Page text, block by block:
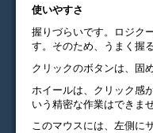
使いやすさ
握りづらいです。ロジク
す。そのため、うまく握
クリックのボタンは、固
ホイールは、クリック感
いう精密な作業はできませ
このマウスには、左側に